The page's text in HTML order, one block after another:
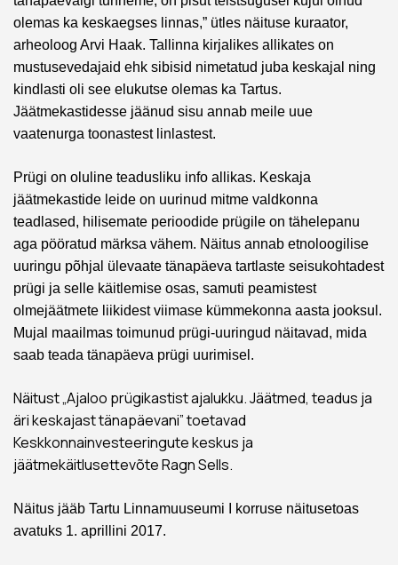
olemas ka keskaegses linnas,” ütles näituse kuraator,
arheoloog Arvi Haak. Tallinna kirjalikes allikates on
mustusevedajaid ehk sibisid nimetatud juba keskajal ning
kindlasti oli see elukutse olemas ka Tartus.
Jäätmekastidesse jäänud sisu annab meile uue
vaatenurga toonastest linlastest.
Prügi on oluline teadusliku info allikas. Keskaja
jäätmekastide leide on uurinud mitme valdkonna
teadlased, hilisemate perioodide prügile on tähelepanu
aga pööratud märksa vähem. Näitus annab etnoloogilise
uuringu põhjal ülevaate tänapäeva tartlaste seisukohtadest
prügi ja selle käitlemise osas, samuti peamistest
olmejäätmete liikidest viimase kümmekonna aasta jooksul.
Mujal maailmas toimunud prügi-uuringud näitavad, mida
saab teada tänapäeva prügi uurimisel.
Näitust „Ajaloo prügikastist ajalukku. Jäätmed, teadus ja
äri keskajast tänapäevani” toetavad
Keskkonnainvesteeringute keskus ja
jäätmekäitlusettevõte Ragn Sells.
Näitus jääb Tartu Linnamuuseumi I korruse näitusetoas
avatuks 1. aprillini 2017.